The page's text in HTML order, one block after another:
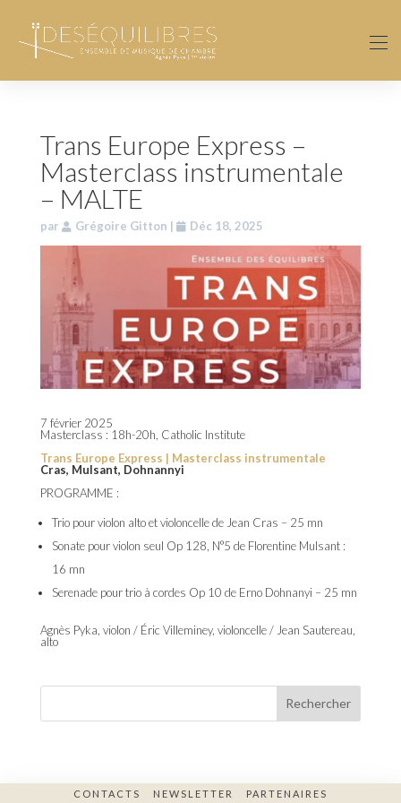
Trans Europe Express –
Masterclass instrumentale
– MALTE
par Grégoire Gitton | Déc 18, 2025
7 février 2025
Masterclass : 18h-20h, Catholic Institute
Trans Europe Express | Masterclass instrumentale
Cras, Mulsant, Dohnannyi
PROGRAMME :
Trio pour violon alto et violoncelle de Jean Cras – 25 mn
Sonate pour violon seul Op 128, N°5 de Florentine Mulsant :
16 mn
Serenade pour trio à cordes Op 10 de Erno Dohnanyi – 25 mn
Agnès Pyka, violon / Éric Villeminey, violoncelle / Jean Sautereau,
alto
Rechercher
CONTACTS NEWSLETTER PARTENAIRES